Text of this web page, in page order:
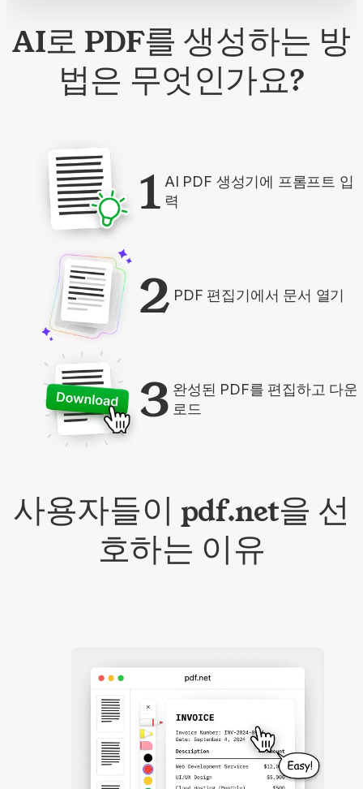
AI로 PDF를 생성하는 방
법은 무엇인가요?
1 AI PDF 생성기에 프롬프트 입
력
2 PDF 편집기에서 문서 열기
3 완성된 PDF를 편집하고 다운
로드
사용자들이 pdf.net을 선
호하는 이유